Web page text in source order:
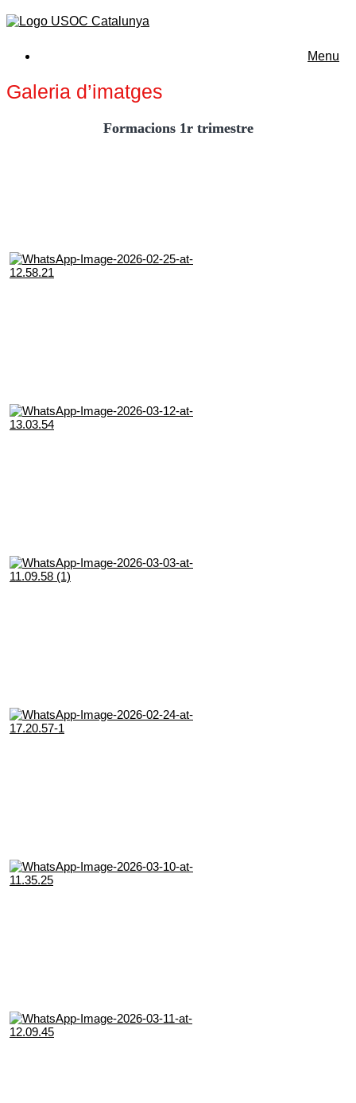
Menu
Galeria d’imatges
Formacions 1r trimestre